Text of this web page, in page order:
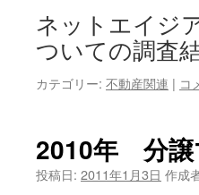
ネットエイジ
ついての調査
カテゴリー: 不動産関連 | コ
2010年 分譲
投稿日: 2011年1月3日 作成